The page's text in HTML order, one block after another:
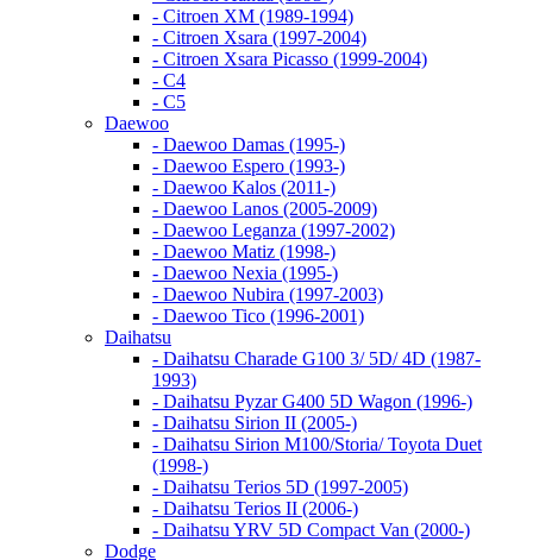
- Citroen XM (1989-1994)
- Citroen Xsara (1997-2004)
- Citroen Xsara Picasso (1999-2004)
- С4
- С5
Daewoo
- Daewoo Damas (1995-)
- Daewoo Espero (1993-)
- Daewoo Kalos (2011-)
- Daewoo Lanos (2005-2009)
- Daewoo Leganza (1997-2002)
- Daewoo Matiz (1998-)
- Daewoo Nexia (1995-)
- Daewoo Nubira (1997-2003)
- Daewoo Tico (1996-2001)
Daihatsu
- Daihatsu Charade G100 3/ 5D/ 4D (1987-
1993)
- Daihatsu Pyzar G400 5D Wagon (1996-)
- Daihatsu Sirion II (2005-)
- Daihatsu Sirion M100/Storia/ Toyota Duet
(1998-)
- Daihatsu Terios 5D (1997-2005)
- Daihatsu Terios II (2006-)
- Daihatsu YRV 5D Compact Van (2000-)
Dodge